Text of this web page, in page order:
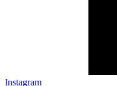
Instagram